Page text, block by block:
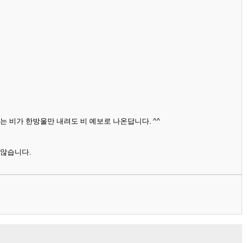
비가 한방울만 내려도 비 예보로 나온답니다. ^^
습니다.